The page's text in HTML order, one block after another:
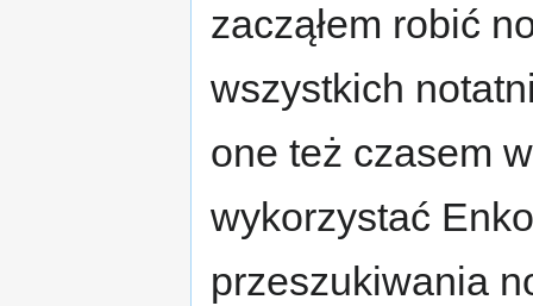
zacząłem robić
wszystkich
one też czasem
wykorzystać
przeszukiwania